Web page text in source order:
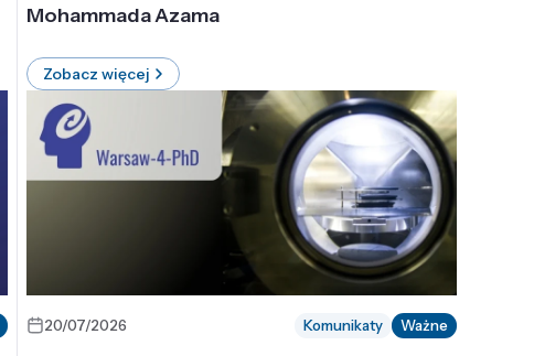
Mohammada Azama
Zobacz więcej
20/07/2026 Komunikaty Ważne